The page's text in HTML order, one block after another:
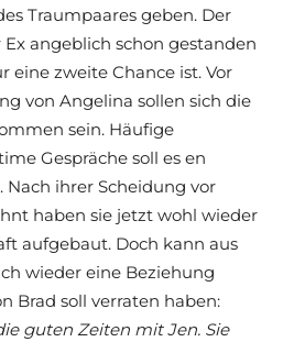
Traumpaares geben. Der
Ex angeblich schon gestanden
eine zweite Chance ist. Vor
von Angelina sollen sich die
sein. Häufige
Gespräche soll es en
Nach ihrer Scheidung vor
haben sie jetzt wohl wieder
aufgebaut. Doch kann aus
wieder eine Beziehung
Brad soll verraten haben:
guten Zeiten mit Jen. Sie